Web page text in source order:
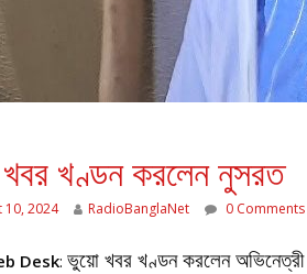
খণ্ডন করলেন নুসরত
10, 2024 RadioBanglaNet 0 Comments
Desk: ভুয়ো খবর খণ্ডন করলেন